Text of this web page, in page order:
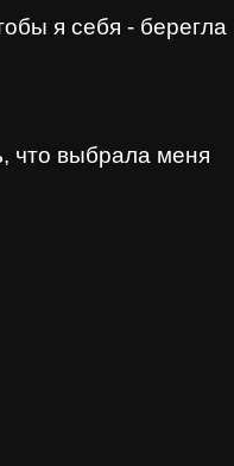
я себя - берегла
что выбрала меня